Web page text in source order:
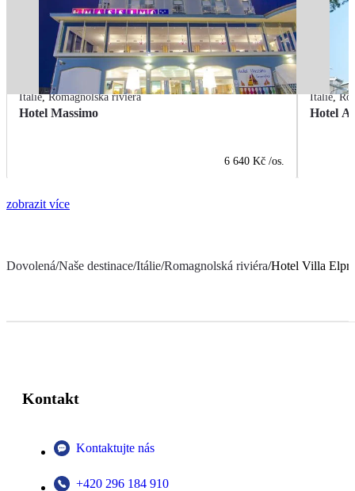
Itálie,Romagnolská riviéra
Hotel Massimo
6 640 Kč /os.
Itálie,
Hotel
zobrazit více
Dovolená/Naše destinace/Itálie/Romagnolská riviéra/Hotel Villa
Kontakt
Kontaktujte nás
+420 296 184 910